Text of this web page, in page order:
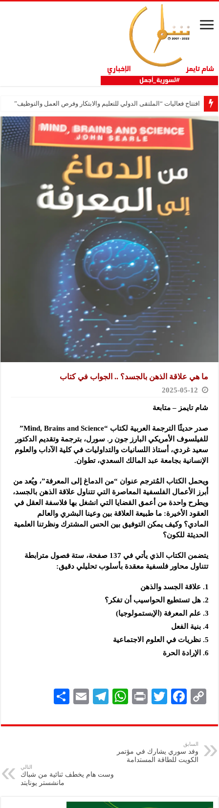
افتتاح فعاليات “الملتقى الدولي للتعليم والابتكار وفرص العمل والتوظيف”
ما هي علاقة الذهن بالجسد؟ .. الجواب في كتاب
2025-05-12
شام تايمز – متابعة
صدر حديثًا الترجمة العربية لكتاب “Mind, Brains and Science”
للفيلسوف الأمريكي البارز جون ر. سورل، بترجمة وتقديم الدكتور
سعيد غردي، أستاذ اللسانيات والتداوليات في كلية الآداب والعلوم
الإنسانية بجامعة عبد المالك السعدي، تطوان.
ويحمل الكتاب المُترجم عنوان “من الدماغ إلى المعرفة”، ويُعد من
أبرز الأعمال الفلسفية المعاصرة التي تتناول علاقة الذهن بالجسد،
ويطرح واحدة من أعمق القضايا التي انشغل بها فلاسفة العقل في
العقود الأخيرة: ما طبيعة العلاقة بين وعينا البشري والعالم
المادي؟ وكيف يمكن التوفيق بين الحس المشترك ونظرتنا العلمية
الحديثة للكون؟
يتضمن الكتاب الذي يأتي في 137 صفحة، ستة فصول مترابطة
تتناول محاور فلسفية معقدة بأسلوب تحليلي دقيق:
علاقة الجسد والذهن
هل تستطيع الحواسيب أن تفكر؟
علم المعرفة (الإبستمولوجيا)
بنية الفعل
نظريات في العلوم الاجتماعية
الإرادة الحرة
C
p
y
Li
F
eb
k
T
tt
P
nt
W
at
p
Te
gr
E
ai
ar
السابق
وفد سوري يشارك في مؤتمر
الكويت للطاقة المستدامة
التالي
وست هام يخطف ثنائية من شباك
مانشستر يونايتد